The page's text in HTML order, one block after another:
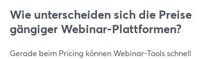
Wie unterscheiden sich die Preise
gängiger Webinar-Plattformen?
Gerade beim Pricing können Webinar-Tools schnell